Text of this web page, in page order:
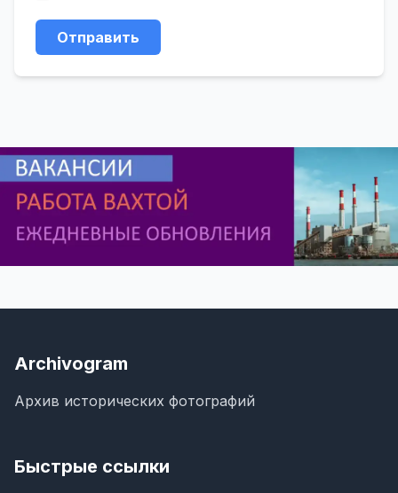
Отправить
Archivogram
Архив исторических фотографий
Быстрые ссылки